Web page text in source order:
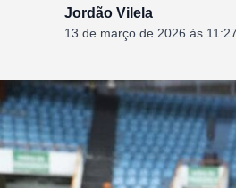
Jordão Vilela
13 de março de 2026 às 11:27